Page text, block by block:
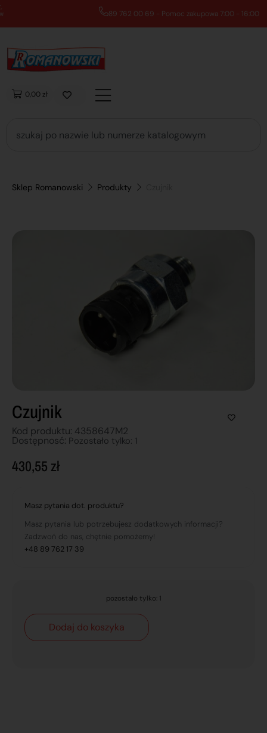
89 762 00 69 - Pomoc zakupowa 7:00 - 16:00
0,00 zł
Sklep Romanowski Produkty
Czujnik
Kod produktu: 4358647M2
Dostępnosć: Pozostało tylko: 1
430,55 zł
Masz pytania dot. produktu?
Masz pytania lub potrzebujesz dodatkowych informacji?
Zadzwoń do nas, chętnie pomożemy!
+48 89 762 17 39
pozostało tylko: 1
Dodaj do koszyka